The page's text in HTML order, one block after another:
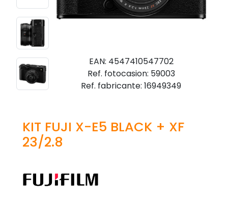
EAN: 4547410547702
Ref. fotocasion: 59003
Ref. fabricante: 16949349
KIT FUJI X-E5 BLACK + XF
23/2.8